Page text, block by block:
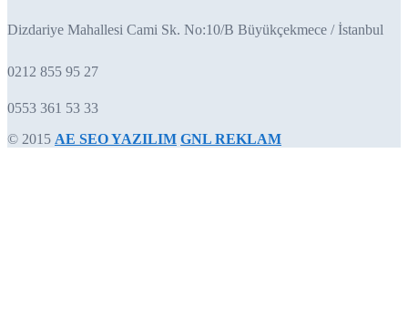
Dizdariye Mahallesi Cami Sk. No:10/B Büyükçekmece / İstanbul
0212 855 95 27
0553 361 53 33
© 2015 AE SEO YAZILIM GNL REKLAM